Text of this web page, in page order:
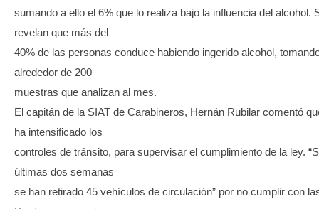
sumando a ello el 6% que lo realiza bajo la influencia del alcohol.
revelan que más del
40% de las personas conduce habiendo ingerido alcohol,
alrededor de 200
muestras que analizan al mes.
El capitán de la SIAT de Carabineros, Hernán Rubilar comentó
ha intensificado los
controles de tránsito, para supervisar el cumplimiento de la ley.
últimas dos semanas
se han retirado 45 vehículos de circulación” por no cumplir con